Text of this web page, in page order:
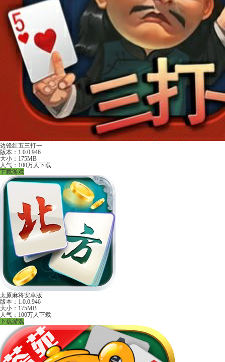
边锋红五三打一
版本：1.0.0.946
大小：175MB
人气：100万人下载
下载游戏
太原麻将安卓版
版本：1.0.0.946
大小：175MB
人气：100万人下载
下载游戏